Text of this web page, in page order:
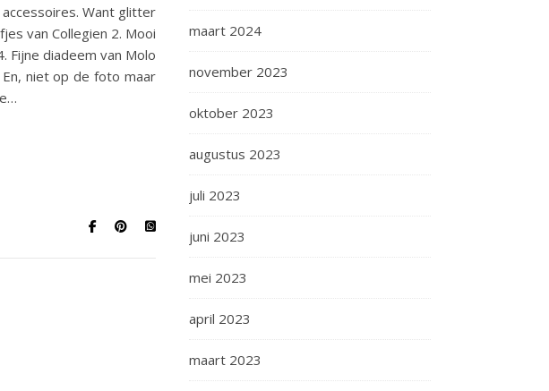
Want glitter
van Collegien 2. Mooi
Fijne diadeem van Molo
niet op de foto maar
maart 2024
november 2023
oktober 2023
augustus 2023
juli 2023
juni 2023
mei 2023
april 2023
maart 2023